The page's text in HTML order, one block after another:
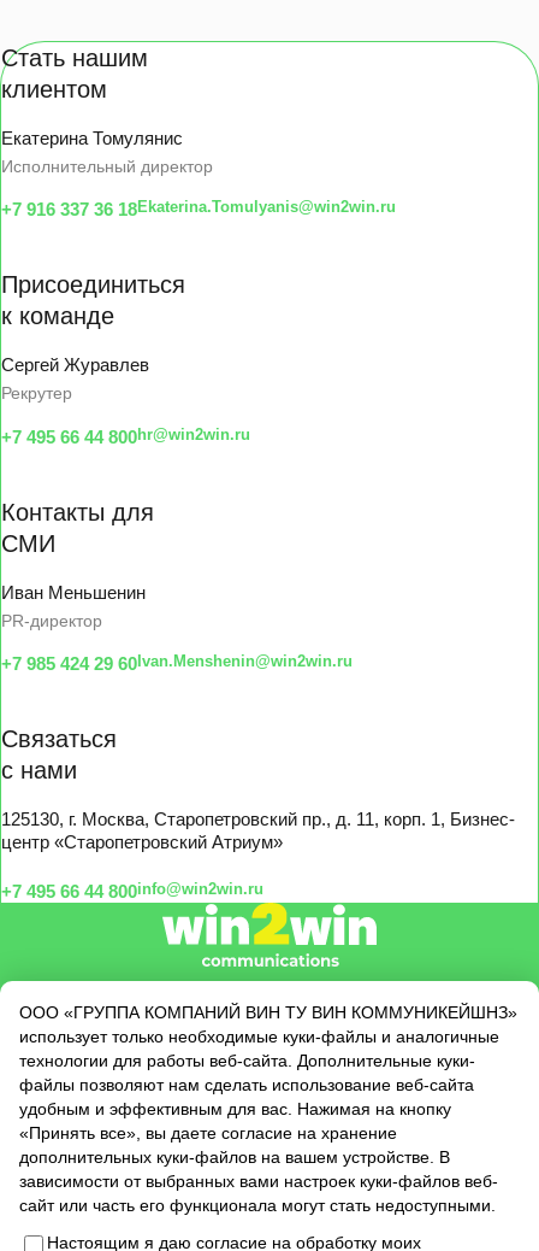
Стать нашим
клиентом
Екатерина Томулянис
Исполнительный директор
+7 916 337 36 18Ekaterina.Tomulyanis@win2win.ru
Присоединиться
к команде
Сергей Журавлев
Рекрутер
+7 495 66 44 800hr@win2win.ru
Контакты для
СМИ
Иван Меньшенин
PR-директор
+7 985 424 29 60 Ivan.Menshenin@win2win.ru
Связаться
с нами
125130, г. Москва, Старопетровский пр., д. 11, корп. 1, Бизнес-
центр «Старопетровский Атриум»
+7 495 66 44 800info@win2win.ru
О нас
Услуги
Кейсы
Клиенты
Новости
ООО «ГРУППА КОМПАНИЙ ВИН ТУ ВИН КОММУНИКЕЙШНЗ»
использует только необходимые куки-файлы и аналогичные
технологии для работы веб-сайта. Дополнительные куки-
файлы позволяют нам сделать использование веб-сайта
удобным и эффективным для вас. Нажимая на кнопку
«Принять все», вы даете согласие на хранение
дополнительных куки-файлов на вашем устройстве. В
зависимости от выбранных вами настроек куки-файлов веб-
сайт или часть его функционала могут стать недоступными.
Настоящим я даю согласие на обработку моих